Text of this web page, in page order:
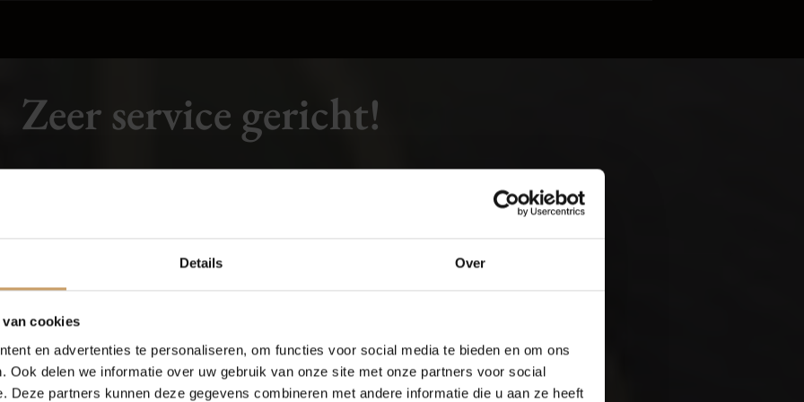
Details Over
van cookies
en advertenties te personaliseren, om functies voor social media te bieden en om ons
Ook delen we informatie over uw gebruik van onze site met onze partners voor social
Deze partners kunnen deze gegevens combineren met andere informatie die u aan ze heeft
Zeer service gericht!
Enkele
Golf
te doen. Op
mee. 3 uurtjes
komen
bij onze service!'"
klantenvertellen
Autolease
Financiering
Over Autobedrijf De Baaij
Blogs